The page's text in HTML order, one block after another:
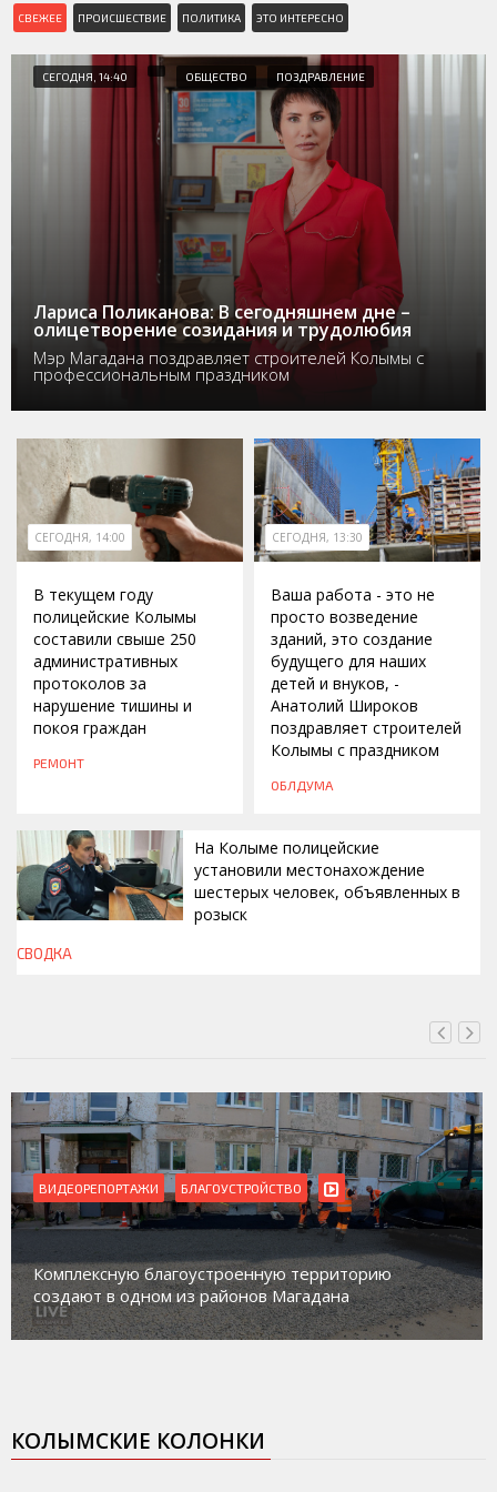
СВЕЖЕЕ ПРОИСШЕСТВИЕ ПОЛИТИКА ЭТО ИНТЕРЕСНО
СЕГОДНЯ, 14:40 ОБЩЕСТВО ПОЗДРАВЛЕНИЕ
Лариса Поликанова: В сегодняшнем дне –
олицетворение созидания и трудолюбия
Мэр Магадана поздравляет строителей Колымы с
профессиональным праздником
СЕГОДНЯ, 14:00
В текущем году
полицейские Колымы
составили свыше 250
административных
протоколов за
нарушение тишины и
покоя граждан
РЕМОНТ
СЕГОДНЯ, 13:30
Ваша работа - это не
просто возведение
зданий, это создание
будущего для наших
детей и внуков, -
Анатолий Широков
поздравляет строителей
Колымы с праздником
ОБЛДУМА
СЕГОДНЯ, 13:00
На Колыме полицейские
установили местонахождение
шестерых человек, объявленных в
розыск
СВОДКА
ВИДЕОРЕПОРТАЖИ
Магадан присоединился к пилотному проекту по
работе с несовершеннолетними из групп
социального риска «Переправа»
КОЛЫМСКИЕ КОЛОНКИ